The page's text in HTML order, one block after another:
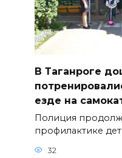
В Таганроге
езде на
Полиция
профилактике
32